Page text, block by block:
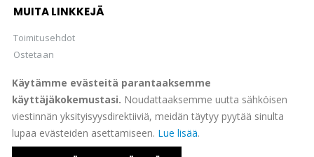
Käytämme evästeitä parantaaksemme
käyttäjäkokemustasi. Noudattaaksemme uutta sähköisen
viestinnän yksityisyysdirektiiviä, meidän täytyy pyytää sinulta
lupaa evästeiden asettamiseen. Lue lisää.
MUITA LINKKEJÄ
Toimitusehdot
Ostetaan
© Suomen Filateliapalvelu Oy 2022. All Rights Reserved.